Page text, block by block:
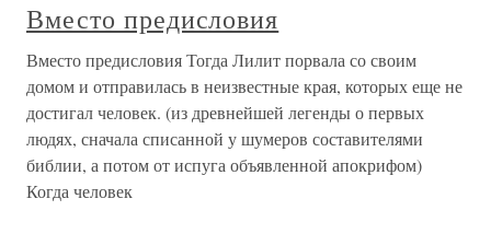
Вместо предисловия
Вместо предисловия Тогда Лилит порвала со своим
домом и отправилась в неизвестные края, которых еще не
достигал человек. (из древнейшей легенды о первых
людях, сначала списанной у шумеров составителями
библии, а потом от испуга объявленной апокрифом)
Когда человек